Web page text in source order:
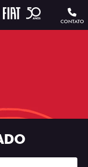
CONTATO